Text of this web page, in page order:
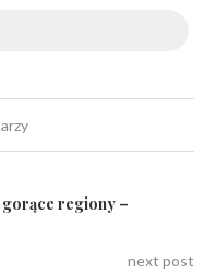
regiony –
next post